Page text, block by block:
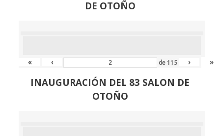
DE OTOÑO
« ‹ de115 › »
INAUGURACIÓN DEL 83 SALON DE
OTOÑO